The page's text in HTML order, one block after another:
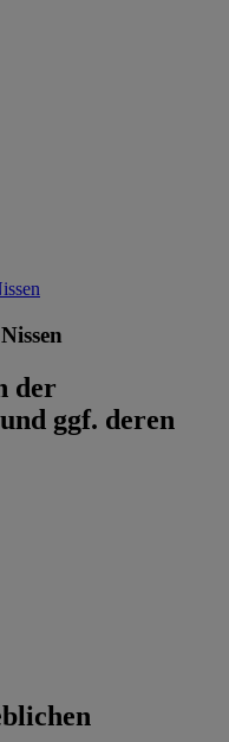
der
ggf. deren